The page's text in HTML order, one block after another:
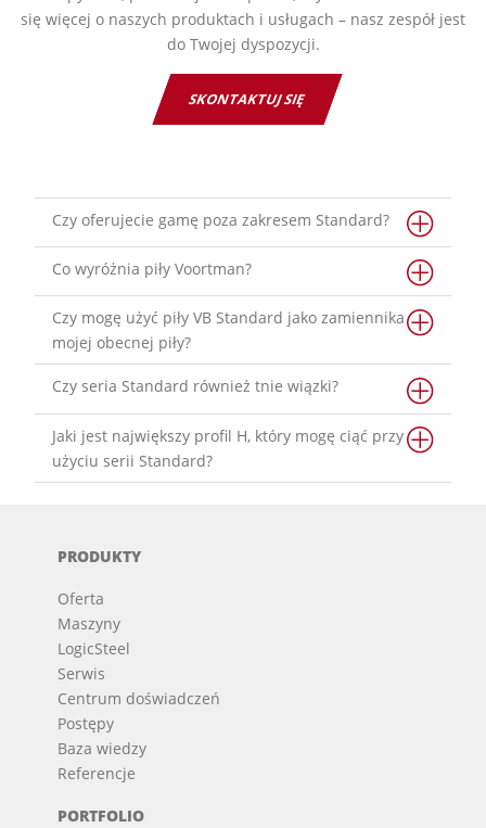
się więcej o naszych produktach i usługach – nasz zespół jest
do Twojej dyspozycji.
SKONTAKTUJ SIĘ
Czy oferujecie gamę poza zakresem Standard?
Co wyróżnia piły Voortman?
Czy mogę użyć piły VB Standard jako zamiennika
mojej obecnej piły?
Czy seria Standard również tnie wiązki?
Jaki jest największy profil H, który mogę ciąć przy
użyciu serii Standard?
PRODUKTY
Oferta
Maszyny
LogicSteel
Serwis
Centrum doświadczeń
Postępy
Baza wiedzy
Referencje
PORTFOLIO